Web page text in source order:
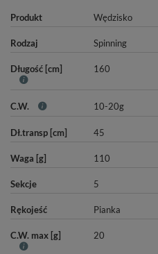
Produkt Wędzisko
Rodzaj Spinning
Długość [cm] 160
C.W. 10-20g
Dł.transp [cm] 45
Waga [g] 110
Sekcje 5
Rękojeść Pianka
C.W. max [g] 20